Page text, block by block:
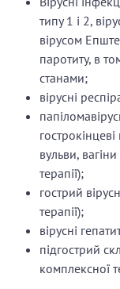
типу 1 і 2,
вірусом
паротиту, в
станами;
вірусні
вульви,
терапії);
гострий
терапії);
вірусні
підгострий
комплексної